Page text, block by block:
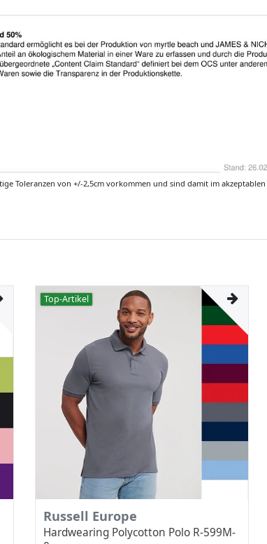
Toleranzen von +/-2,5cm vorkommen und sind damit im akzeptablen
Top-Artikel
Russell Europe
Hardwearing Polycotton Polo R-599M-